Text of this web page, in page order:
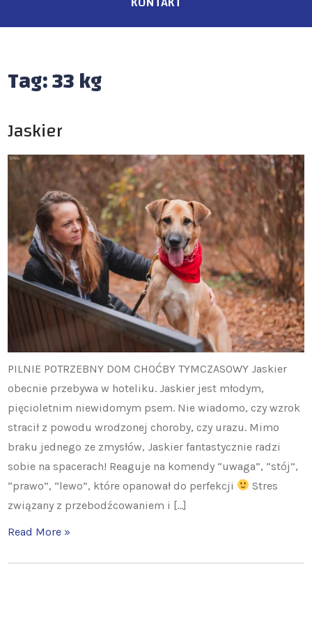
Tag:33 kg
Jaskier
PILNIE POTRZEBNY DOM CHOĆBY TYMCZASOWY Jaskier
obecnie przebywa w hoteliku. Jaskier jest młodym,
pięcioletnim niewidomym psem. Nie wiadomo, czy wzrok
stracił z powodu wrodzonej choroby, czy urazu. Mimo
braku jednego ze zmysłów, Jaskier fantastycznie radzi
sobie na spacerach! Reaguje na komendy “uwaga”, “stój”,
“prawo”, “lewo”, które opanował do perfekcji
Stres
związany z przebodźcowaniem i […]
Read More »